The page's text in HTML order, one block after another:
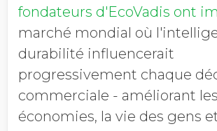
fondateurs d'EcoVadis ont
marché mondial où
durabilité influencerait
progressivement chaque
commerciale - améliorant les
économies, la vie des gens